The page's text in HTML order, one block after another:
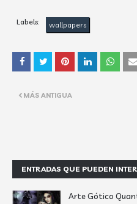
Labels: wallpapers
MÁS ANTIGUA
ENTRADAS QUE PUEDEN
Arte Gótico